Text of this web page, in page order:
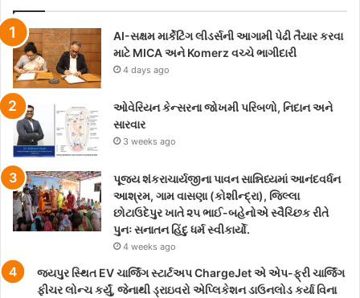
AI-સક્ષમ માર્કેટિંગ લીડર્સની આગામી પેઢી તૈયાર કરવા
માટે MICA અને Komerz વચ્ચે ભાગીદારી
4 days ago
ઓવેરિયન કેન્સરના જોખમી પરિબળો, નિદાન અને
સારવાર
3 weeks ago
પૂજ્ય શંકરાચાર્યજીના પાવન સાન્નિધ્યમાં આનંદવર્ધન
આશ્રમ, ગામ વાસણા (કોશીન્દ્રા), જિલ્લા
છોટાઉદેપુર ખાતે ૨૫ ભાઈ-બહેનોએ સ્વૈચ્છિક રીતે
પુનઃ સનાતન હિંદુ ધર્મ સ્વીકાર્યો.
4 weeks ago
જયપુર સ્થિત EV ચાર્જિંગ સ્ટાર્ટઅપ ChargeJet એ એપ-ફ્રી ચાર્જિંગ
ફીચર લોન્ચ કર્યું, જેનાથી ડ્રાઇવરો એપ્લિકેશન ડાઉનલોડ કર્યા વિના